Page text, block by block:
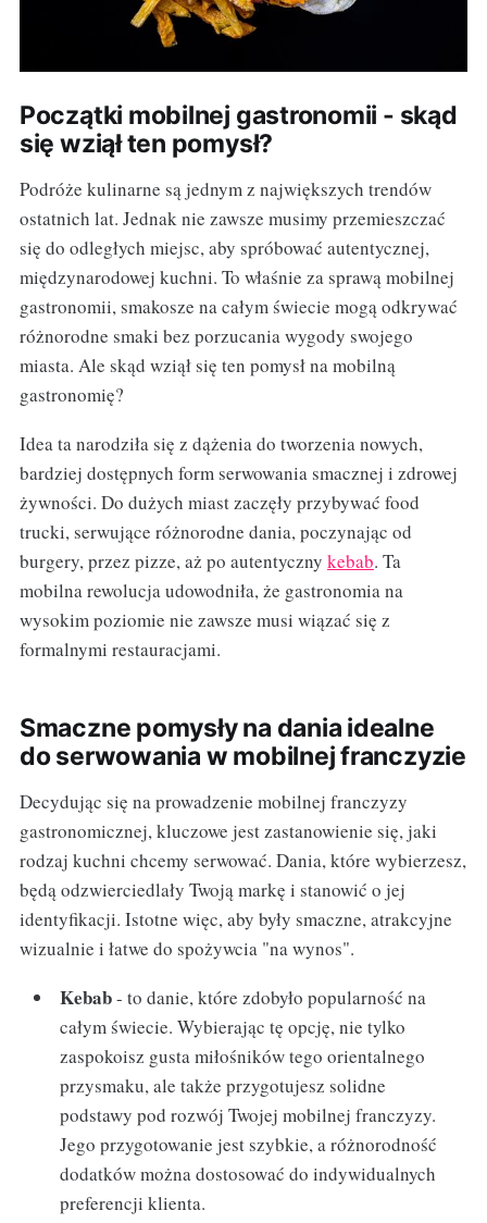
Początki mobilnej gastronomii - skąd
się wziął ten pomysł?
Podróże kulinarne są jednym z największych trendów
ostatnich lat. Jednak nie zawsze musimy przemieszczać
się do odległych miejsc, aby spróbować autentycznej,
międzynarodowej kuchni. To właśnie za sprawą mobilnej
gastronomii, smakosze na całym świecie mogą odkrywać
różnorodne smaki bez porzucania wygody swojego
miasta. Ale skąd wziął się ten pomysł na mobilną
gastronomię?
Idea ta narodziła się z dążenia do tworzenia nowych,
bardziej dostępnych form serwowania smacznej i zdrowej
żywności. Do dużych miast zaczęły przybywać food
trucki, serwujące różnorodne dania, poczynając od
burgery, przez pizze, aż po autentyczny kebab. Ta
mobilna rewolucja udowodniła, że gastronomia na
wysokim poziomie nie zawsze musi wiązać się z
formalnymi restauracjami.
Smaczne pomysły na dania idealne
do serwowania w mobilnej franczyzie
Decydując się na prowadzenie mobilnej franczyzy
gastronomicznej, kluczowe jest zastanowienie się, jaki
rodzaj kuchni chcemy serwować. Dania, które wybierzesz,
będą odzwierciedlały Twoją markę i stanowić o jej
identyfikacji. Istotne więc, aby były smaczne, atrakcyjne
wizualnie i łatwe do spożywcia "na wynos".
Kebab- to danie, które zdobyło popularność na
całym świecie. Wybierając tę opcję, nie tylko
zaspokoisz gusta miłośników tego orientalnego
przysmaku, ale także przygotujesz solidne
podstawy pod rozwój Twojej mobilnej franczyzy.
Jego przygotowanie jest szybkie, a różnorodność
dodatków można dostosować do indywidualnych
preferencji klienta.